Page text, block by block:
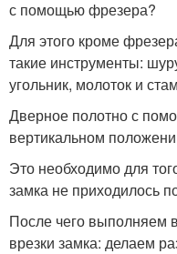
с помощью фрезера?
Для этого кроме
такие инструменты:
угольник, молоток и
Дверное полотно с
вертикальном
Это необходимо для
замка не приходилось
После чего выполняем
врезки замка: делаем